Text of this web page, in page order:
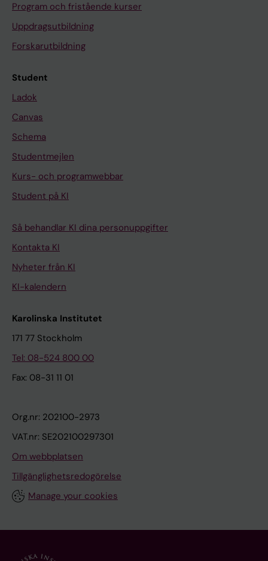
Program och fristående kurser
Uppdragsutbildning
Forskarutbildning
Student
Ladok
Canvas
Schema
Studentmejlen
Kurs- och programwebbar
Student på KI
Så behandlar KI dina personuppgifter
Kontakta KI
Nyheter från KI
KI-kalendern
Karolinska Institutet
171 77 Stockholm
Tel: 08-524 800 00
Fax: 08-31 11 01
Org.nr: 202100-2973
VAT.nr: SE202100297301
Om webbplatsen
Tillgänglighetsredogörelse
Manage your cookies